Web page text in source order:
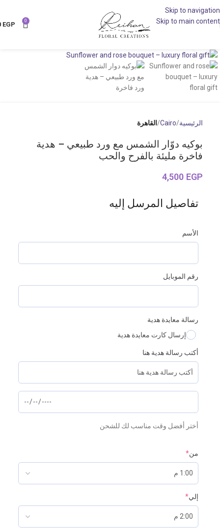
Skip to navigation
Skip to main content
0
EGP
الرئيسية Cairo القاهرة
بوكيه دوّار الشمس مع ورد طبيعي – هدية
فاخرة مليئة بالفرح والحب
4,500 EGP
تفاصيل المرسل إليه
الأسم
رقم الموبايل
رسالة معايدة هدية
إرسال كارت معايدة هدية
أكتب رسالة هدية هنا
أختر أفضل وقت مناسب لك للشحن
من*
إلي*